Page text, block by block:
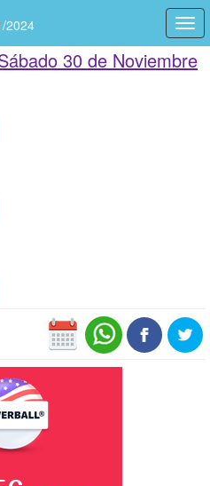
2024
30 de Noviembre